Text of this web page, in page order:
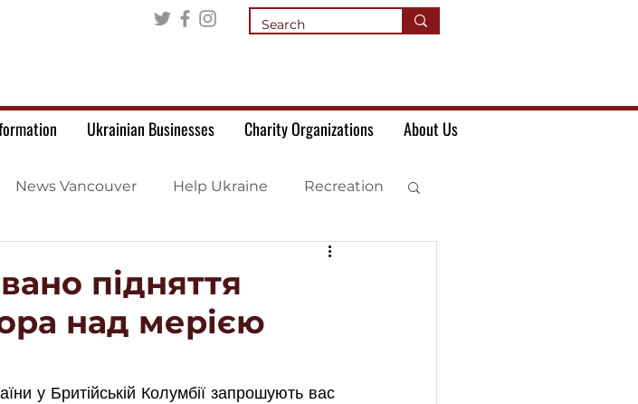
Ukrainian Businesses Charity Organizations About Us
News Vancouver Help Ukraine Recreation
підняття
над мерією
у Бритійській Колумбії запрошують вас